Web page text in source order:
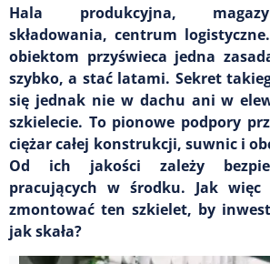
Hala produkcyjna,
składowania, centrum
obiektom przyświeca jedna
szybko, a stać latami. Sekret
się jednak nie w dachu ani w
szkielecie. To pionowe podpory
ciężar całej konstrukcji, suwnic i
Od ich jakości zależy
pracujących w środku. Jak więc
zmontować ten szkielet, by
jak skała?